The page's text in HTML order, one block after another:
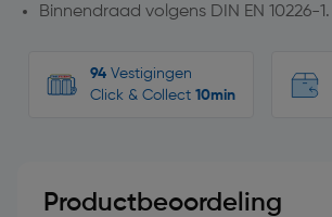
Binnendraad volgens DIN EN 10226-1.
94 Vestigingen
Click & Collect 10min
Productbeoordeling